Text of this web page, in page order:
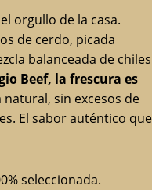
orgullo de la casa.
de cerdo, picada
balanceada de chiles
Beef, la frescura es
sin excesos de
El sabor auténtico que
seleccionada.